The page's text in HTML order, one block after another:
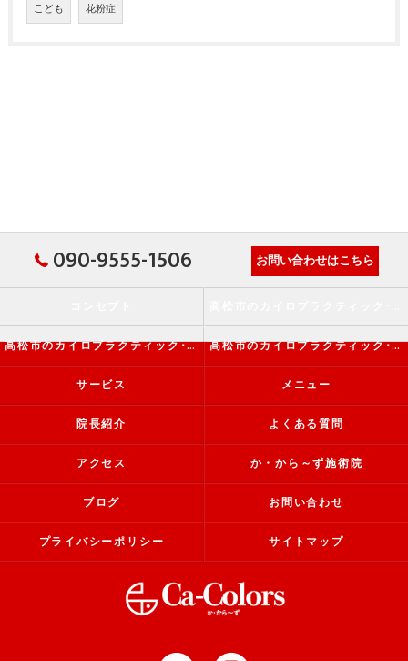
こども 花粉症
090-9555-1506 お問い合わせはこちら
高松市のカイロプラクティック･か・から～ず施術院の評判 高松市のカイロプラクティック･か・から～ず施術院のお客様の声
サービス メニュー
院長紹介 よくある質問
アクセス か・から～ず施術院
ブログ お問い合わせ
プライバシーポリシー サイトマップ